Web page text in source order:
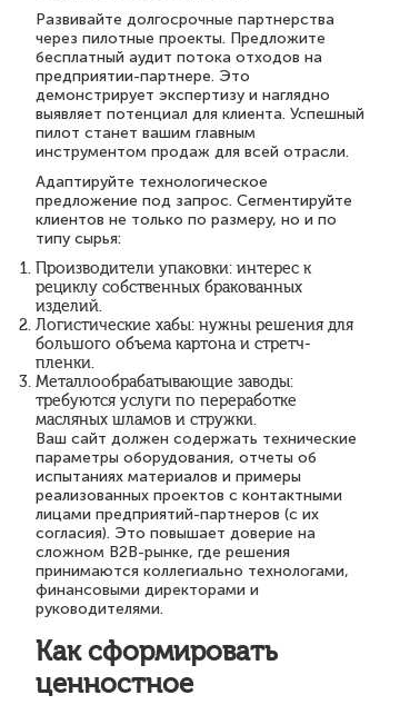
Развивайте долгосрочные партнерства
через пилотные проекты. Предложите
бесплатный аудит потока отходов на
предприятии-партнере. Это
демонстрирует экспертизу и наглядно
выявляет потенциал для клиента. Успешный
пилот станет вашим главным
инструментом продаж для всей отрасли.
Адаптируйте технологическое
предложение под запрос. Сегментируйте
клиентов не только по размеру, но и по
типу сырья:
Производители упаковки: интерес к
рециклу собственных бракованных
изделий.
Логистические хабы: нужны решения для
большого объема картона и стретч-
пленки.
Металлообрабатывающие заводы:
требуются услуги по переработке
масляных шламов и стружки.
Ваш сайт должен содержать технические
параметры оборудования, отчеты об
испытаниях материалов и примеры
реализованных проектов с контактными
лицами предприятий-партнеров (с их
согласия). Это повышает доверие на
сложном B2B-рынке, где решения
принимаются коллегиально технологами,
финансовыми директорами и
руководителями.
Как сформировать
ценностное